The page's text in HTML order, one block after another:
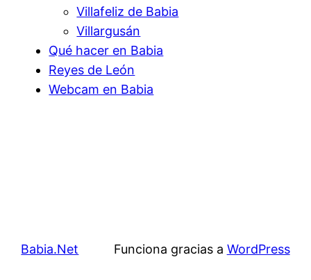
Villafeliz de Babia
Villargusán
Qué hacer en Babia
Reyes de León
Webcam en Babia
Babia.Net Funciona gracias a WordPress